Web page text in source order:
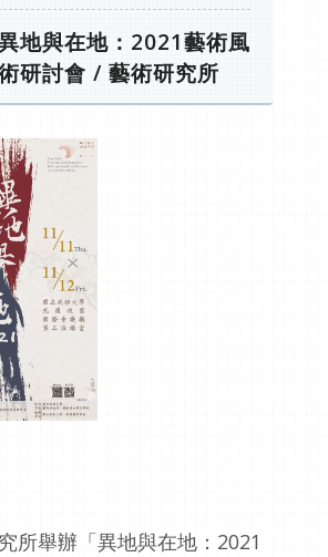
異地與在地：2021藝術風
研討會 / 藝術研究所
所舉辦「異地與在地：2021